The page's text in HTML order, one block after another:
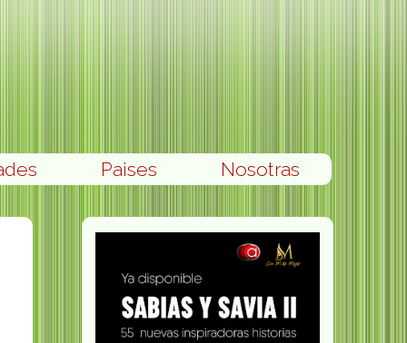
Nosotras
Paises